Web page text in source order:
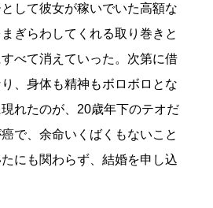
して彼女が稼いでいた高額な
ぎらわしてくれる取り巻きと
べて消えていった。次第に借
、身体も精神もボロボロとな
れたのが、20歳年下のテオだ
で、余命いくばくもないこと
にも関わらず、結婚を申し込